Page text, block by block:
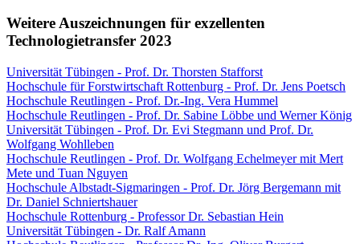
Weitere Auszeichnungen für exzellenten
Technologietransfer 2023
Universität Tübingen - Prof. Dr. Thorsten Stafforst
Hochschule für Forstwirtschaft Rottenburg - Prof. Dr. Jens Poetsch
Hochschule Reutlingen - Prof. Dr.-Ing. Vera Hummel
Hochschule Reutlingen - Prof. Dr. Sabine Löbbe und Werner König
Universität Tübingen - Prof. Dr. Evi Stegmann und Prof. Dr.
Wolfgang Wohlleben
Hochschule Reutlingen - Prof. Dr. Wolfgang Echelmeyer mit Mert
Mete und Tuan Nguyen
Hochschule Albstadt-Sigmaringen - Prof. Dr. Jörg Bergemann mit
Dr. Daniel Schniertshauer
Hochschule Rottenburg - Professor Dr. Sebastian Hein
Universität Tübingen - Dr. Ralf Amann